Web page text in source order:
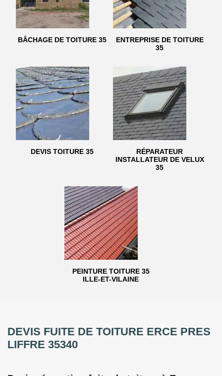
BÂCHAGE DE TOITURE 35
ENTREPRISE DE TOITURE
35
DEVIS TOITURE 35
RÉPARATEUR
INSTALLATEUR DE VELUX
35
PEINTURE TOITURE 35
ILLE-ET-VILAINE
DEVIS FUITE DE TOITURE ERCE PRES
LIFFRE 35340